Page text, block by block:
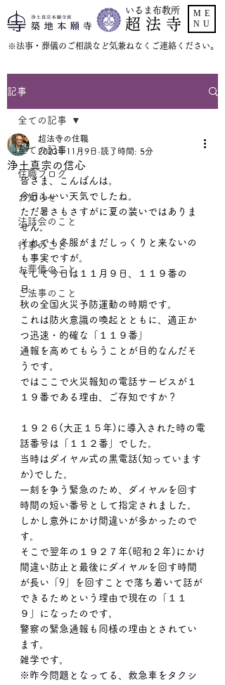
いるま布教所
超 法 寺
​※法事・葬儀のご相談など気兼ねなくご連絡ください。
ME
NU
記事
全ての記事
住職ブログ
お知らせ
法話会のこと
行事のこと
お葬儀のこと
ご法事のこと
全ての記事
浄土真宗の信心
超法寺の住職
2023年11月9日 読了時間: 5分
皆さま、こんばんは。
今日もいい天気でしたね。
ただ暑さもさすがに夏の装いではありま
せん。
それでも冬服がまだしっくりと来ないの
も事実ですが。
そして今日は１１月９日、１１９番の
日。
秋の全国火災予防運動の時期です。
これは防火意識の喚起とともに、適正か
つ迅速・的確な「１１９番」
通報を高めてもらうことが目的なんだそ
うです。
ではここで火災報知の電話サービスが１
１９番である理由、ご存知ですか？
１９２６(大正１５年)に導入された時の電
話番号は「１１２番」でした。
当時はダイヤル式の黒電話(知っています
か)でした。
一刻を争う緊急のため、ダイヤルを回す
時間の短い番号として指定されました。
しかし意外にかけ間違いが多かったので
す。
そこで翌年の１９２７年(昭和２年)にかけ
間違い防止と最後にダイヤルを回す時間
が長い「9」を回すことで落ち着いて話が
できるためという理由で現在の「１１
９」になったのです。
警察の緊急通報も同様の理由とされてい
ます。
雑学です。
※昨今問題となってる、救急車をタクシ